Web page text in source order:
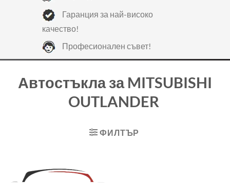
Гаранция за най-високо
качество!
Професионален съвет!
Автостъкла за MITSUBISHI
OUTLANDER
ФИЛТЪР